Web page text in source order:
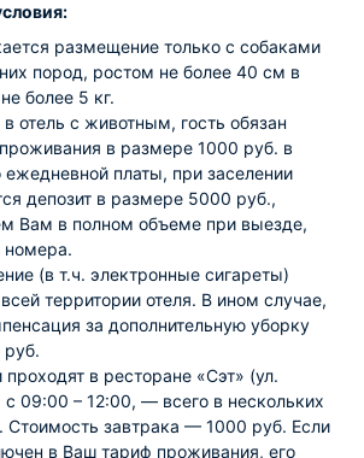
размещение только с собаками
пород, ростом не более 40 см в
более 5 кг.
отель с животным, гость обязан
проживания в размере 1000 руб. в
платы, при заселении
депозит в размере 5000 руб.,
Вам в полном объеме при выезде,
номера.
(в т.ч. электронные сигареты)
территории отеля. В ином случае,
за дополнительную уборку
в ресторане «Сэт» (ул.
09:00 – 12:00, — всего в нескольких
Стоимость завтрака — 1000 руб. Если
в Ваш тариф проживания, его